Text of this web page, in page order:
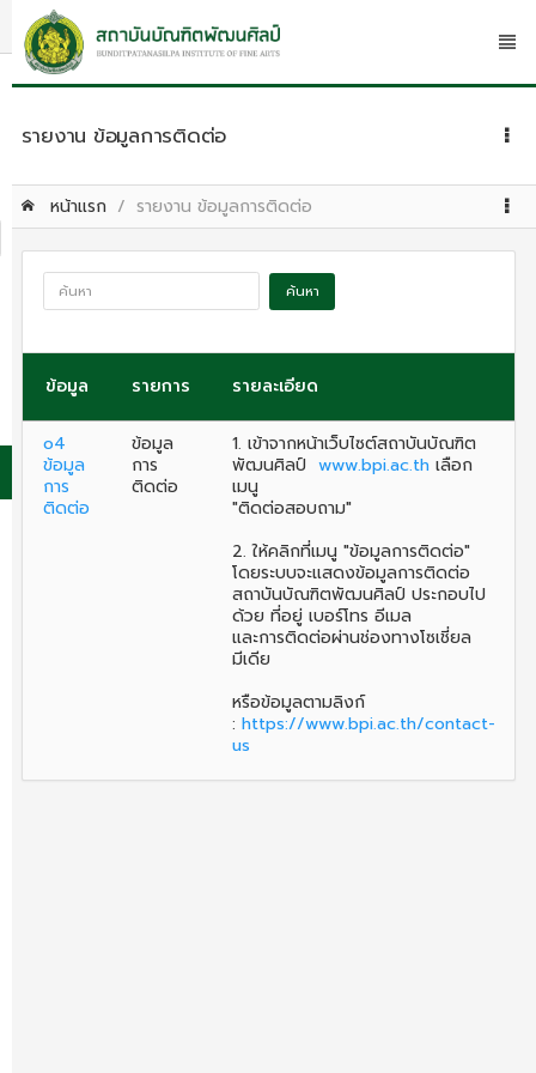
รายงาน ข้อมูลการติดต่อ
หน้าแรก รายงาน ข้อมูลการติดต่อ
ค้นหา
ข้อมูล รายการ รายละเอียด
o4
ข้อมูล
การ
ติดต่อ
ข้อมูล
การ
ติดต่อ
1. เข้าจากหน้าเว็บไซต์สถาบันบัณฑิต
พัฒนศิลป์ www.bpi.ac.th เลือก
เมนู
"ติดต่อสอบถาม"
2. ให้คลิกที่เมนู "ข้อมูลการติดต่อ"
โดยระบบจะแสดงข้อมูลการติดต่อ
สถาบันบัณฑิตพัฒนศิลป์ ประกอบไป
ด้วย ที่อยู่ เบอร์โทร อีเมล
และการติดต่อผ่านช่องทางโซเชี่ยล
มีเดีย
หรือข้อมูลตามลิงก์
: https://www.bpi.ac.th/contact-
us